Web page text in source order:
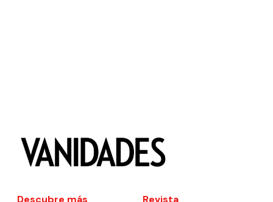
Descubre más
Revista